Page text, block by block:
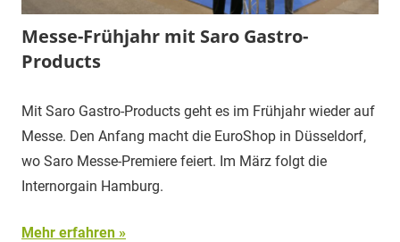
Messe-Frühjahr mit Saro Gastro-
Products
Mit Saro Gastro-Products geht es im Frühjahr wieder auf
Messe. Den Anfang macht die EuroShop in Düsseldorf,
wo Saro Messe-Premiere feiert. Im März folgt die
Internorgain Hamburg.
Mehr erfahren